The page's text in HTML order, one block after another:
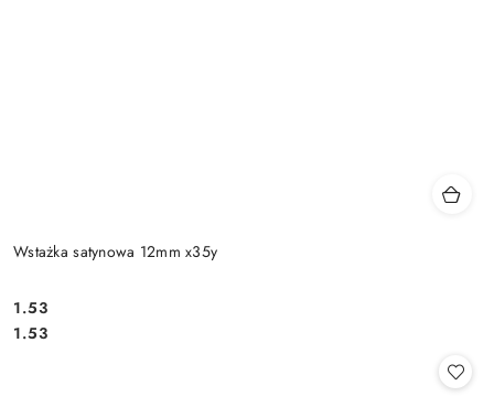
Wstażka satynowa 12mm x35y
Cena:
1.53
Cena:
1.53